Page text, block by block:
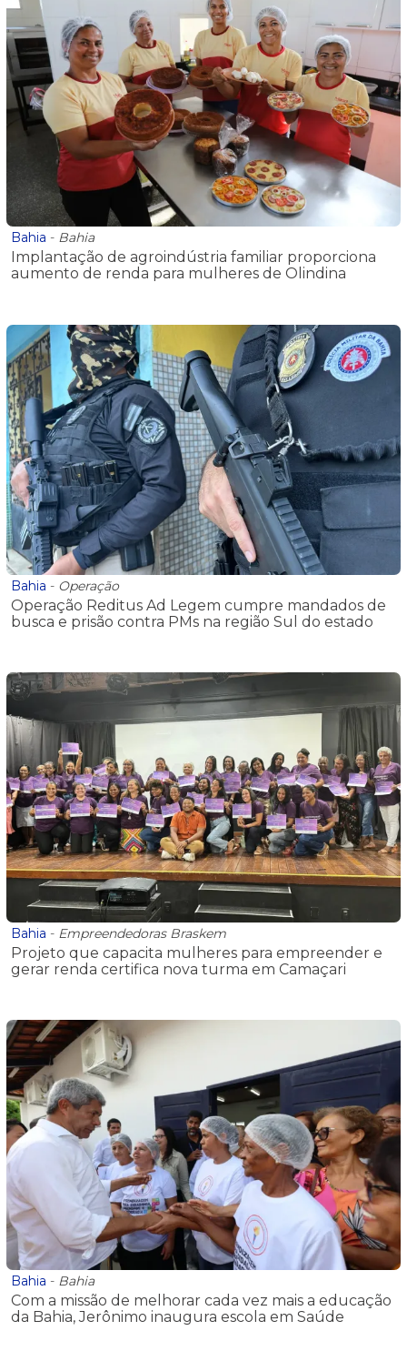
Bahia - Bahia
Implantação de agroindústria familiar proporciona
aumento de renda para mulheres de Olindina
Bahia - Operação
Operação Reditus Ad Legem cumpre mandados de
busca e prisão contra PMs na região Sul do estado
Bahia - Empreendedoras Braskem
Projeto que capacita mulheres para empreender e
gerar renda certifica nova turma em Camaçari
Bahia - Bahia
Com a missão de melhorar cada vez mais a educação
da Bahia, Jerônimo inaugura escola em Saúde